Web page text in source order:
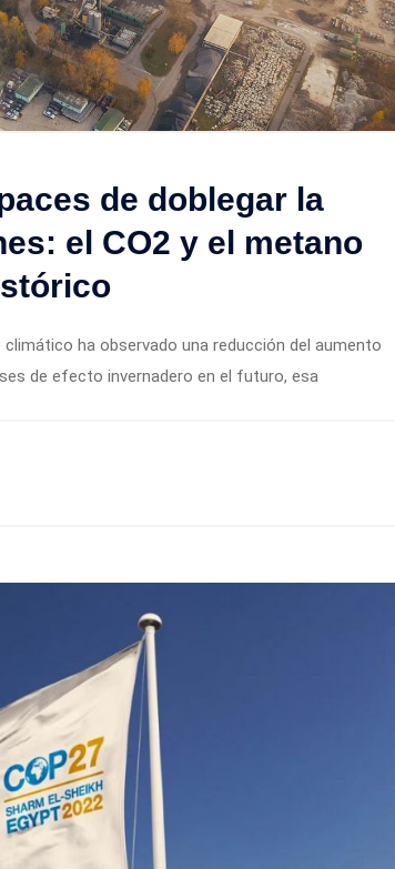
de doblegar la
el CO2 y el metano
climático ha observado una reducción del aumento
de efecto invernadero en el futuro, esa